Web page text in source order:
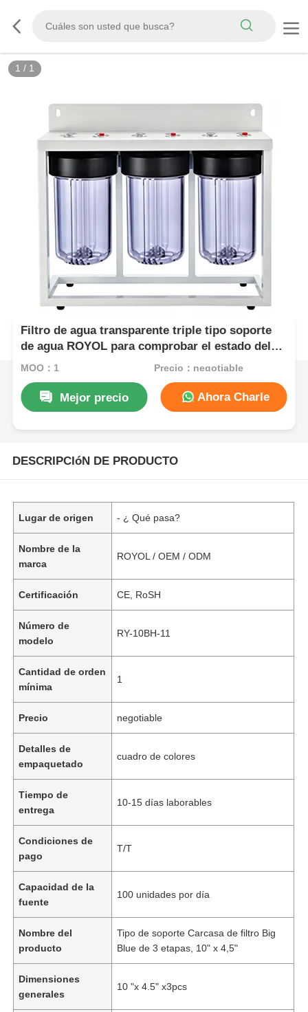
1 / 1
Filtro de agua transparente triple tipo soporte
de agua ROYOL para comprobar el estado del
filtro de un vistazo
MOQ：1 Precio：negotiable
Mejor precio Ahora Charle
DESCRIPCIóN DE PRODUCTO
Lugar de origen - ¿ Qué pasa?
Nombre de la
marca
ROYOL / OEM / ODM
Certificación CE, RoSH
Número de
modelo
RY-10BH-11
Cantidad de orden
mínima
1
Precio negotiable
Detalles de
empaquetado
cuadro de colores
Tiempo de
entrega
10-15 días laborables
Condiciones de
pago
T/T
Capacidad de la
fuente
100 unidades por día
Nombre del
producto
Tipo de soporte Carcasa de filtro Big
Blue de 3 etapas, 10" x 4,5"
Dimensiones
generales
10 "x 4.5" x3pcs